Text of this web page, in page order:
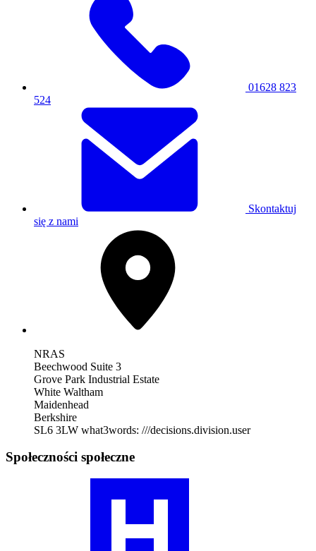
01628 823
524
Skontaktuj
się z nami
NRAS
Beechwood Suite 3
Grove Park Industrial Estate
White Waltham
Maidenhead
Berkshire
SL6 3LW what3words: ///decisions.division.user
Społeczności społeczne